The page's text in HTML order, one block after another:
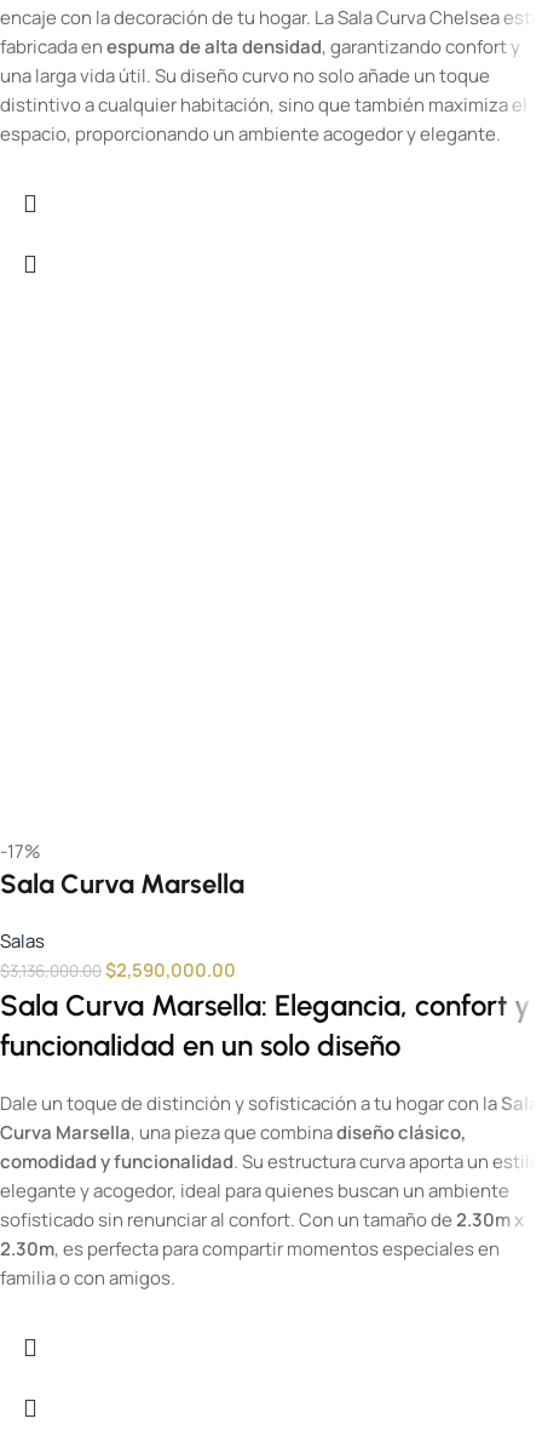
encaje con la decoración de tu hogar. La Sala Curva Chelsea está
fabricada enespuma de alta densidad, garantizando confort y
una larga vida útil. Su diseño curvo no solo añade un toque
distintivo a cualquier habitación, sino que también maximiza el
espacio, proporcionando un ambiente acogedor y elegante.
-17%
Sala Curva Marsella
Salas
$3,136,000.00$2,590,000.00
Sala Curva Marsella: Elegancia, confort y
funcionalidad en un solo diseño
Dale un toque de distinción y sofisticación a tu hogar con laSala
Curva Marsella, una pieza que combinadiseño clásico,
comodidad y funcionalidad. Su estructura curva aporta un estilo
elegante y acogedor, ideal para quienes buscan un ambiente
sofisticado sin renunciar al confort. Con un tamaño de2.30m x
2.30m, es perfecta para compartir momentos especiales en
familia o con amigos.